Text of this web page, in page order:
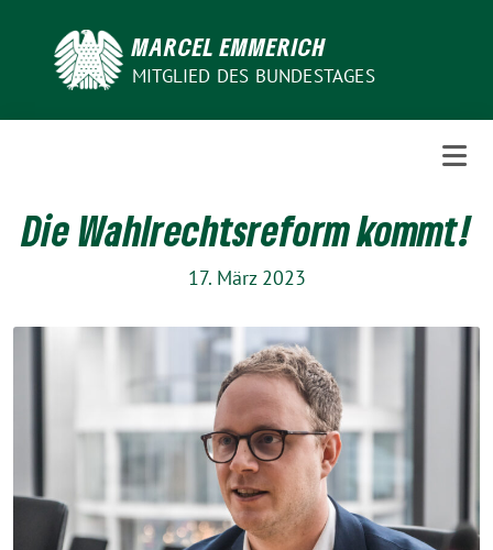
MARCEL EMMERICH
MITGLIED DES BUNDESTAGES
Die Wahlrechtsreform kommt!
17. März 2023